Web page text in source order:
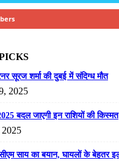
सूरज शर्मा की दुबई में संदिग्ध मौत
2025
बदल जाएगी इन राशियों की किस्मत
साय का बयान, घायलों के बेहतर